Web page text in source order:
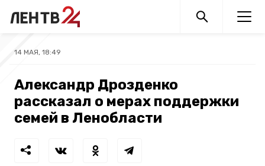
14 МАЯ, 18:49
Александр Дрозденко
рассказал о мерах поддержки
семей в Ленобласти